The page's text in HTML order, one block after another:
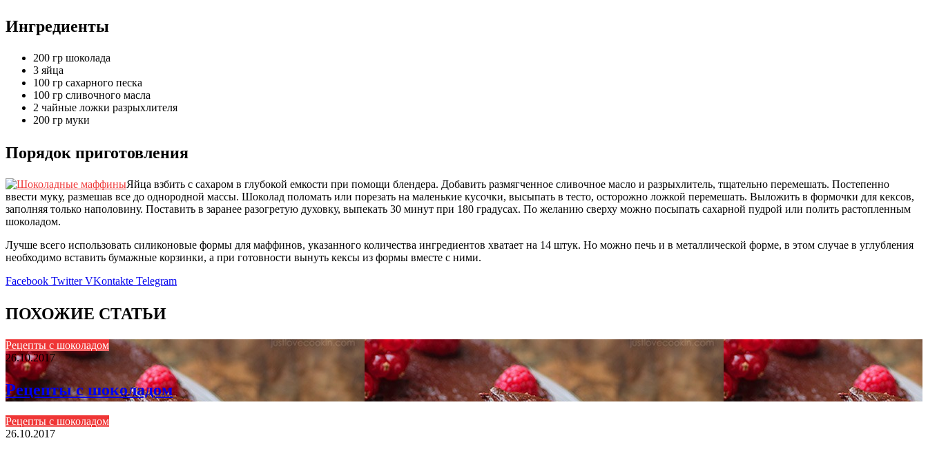
Ингредиенты
200 гр шоколада
3 яйца
100 гр сахарного песка
100 гр сливочного масла
2 чайные ложки разрыхлителя
200 гр муки
Порядок приготовления
Яйца взбить с сахаром в глубокой емкости при помощи блендера. Добавить размягченное сливочное масло и разрыхлитель, тщательно перемешать. Постепенно
ввести муку, размешав все до однородной массы. Шоколад поломать или порезать на маленькие кусочки, высыпать в тесто, осторожно ложкой перемешать. Выложить в формочки для кексов,
заполняя только наполовину. Поставить в заранее разогретую духовку, выпекать 30 минут при 180 градусах. По желанию сверху можно посыпать сахарной пудрой или полить растопленным
шоколадом.
Лучше всего использовать силиконовые формы для маффинов, указанного количества ингредиентов хватает на 14 штук. Но можно печь и в металлической форме, в этом случае в углубления
необходимо вставить бумажные корзинки, а при готовности вынуть кексы из формы вместе с ними.
Facebook Twitter VKontakte Telegram
ПОХОЖИЕ СТАТЬИ
Рецепты с шоколадом
26.10.2017
Рецепты с шоколадом
Рецепты с шоколадом
26.10.2017